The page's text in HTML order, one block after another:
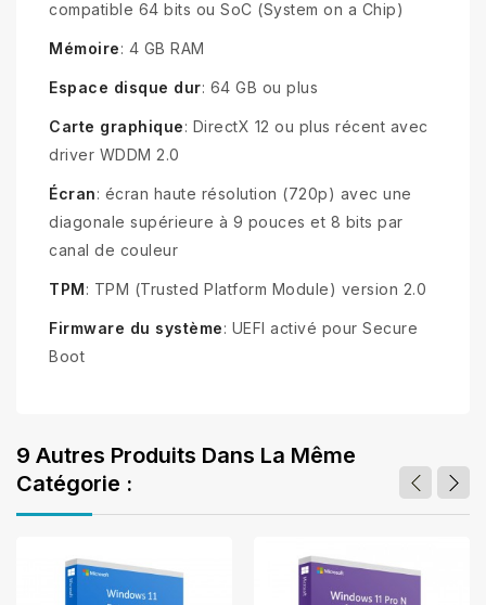
compatible 64 bits ou SoC (System on a Chip)
Mémoire: 4 GB RAM
Espace disque dur: 64 GB ou plus
Carte graphique: DirectX 12 ou plus récent avec
driver WDDM 2.0
Écran: écran haute résolution (720p) avec une
diagonale supérieure à 9 pouces et 8 bits par
canal de couleur
TPM: TPM (Trusted Platform Module) version 2.0
Firmware du système: UEFI activé pour Secure
Boot
9 Autres Produits Dans La Même
Catégorie :